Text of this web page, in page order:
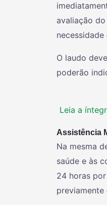
avaliação
O laudo
poderão
Leia a
Assistência
Na mesma
saúde e às
24 horas